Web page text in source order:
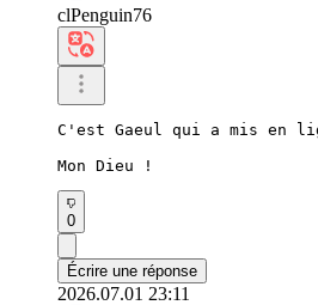
clPenguin76
C'est Gaeul qui a mis en
Mon Dieu !
0
Écrire une réponse
2026.07.01 23:11